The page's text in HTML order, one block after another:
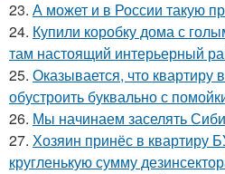
23. А может и в России такую
24. Купили коробку дома с
там настоящий интерьерный
25. Оказывается, что
обустроить буквально с
26. Мы начинаем заселять
27. Хозяин принёс в квартиру
кругленькую сумму